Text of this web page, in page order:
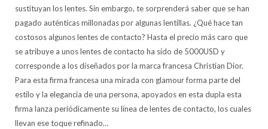
sustituyan los lentes. Sin embargo, te sorprenderá saber que se han
pagado auténticas millonadas por algunas lentillas. ¿Qué hace tan
costosos algunos lentes de contacto? Hasta el precio más caro que
se atribuye a unos lentes de contacto ha sido de 5000USD y
corresponde a los diseñados por la marca francesa Christian Dior.
Para esta firma francesa una mirada con glamour forma parte del
estilo y la elegancia de una persona, apoyados en esta dupla esta
firma lanza periódicamente su línea de lentes de contacto, los cuales
llevan ese toque refinado…